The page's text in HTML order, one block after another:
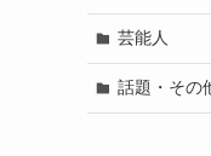
芸能人
話題・その